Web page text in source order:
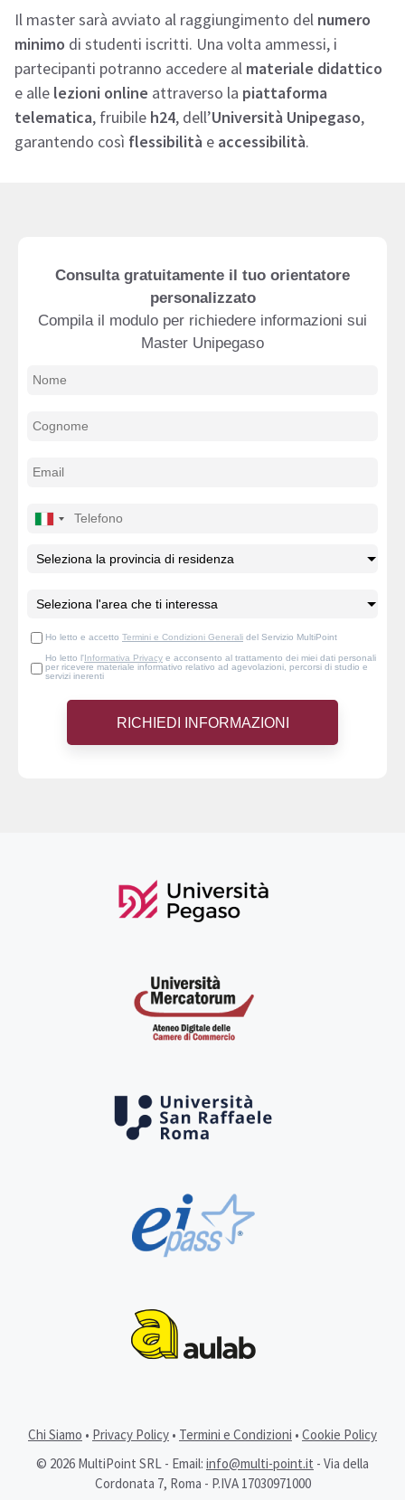
Il master sarà avviato al raggiungimento del numero
minimo di studenti iscritti. Una volta ammessi, i
partecipanti potranno accedere al materiale didattico
e alle lezioni online attraverso la piattaforma
telematica, fruibile h24, dell’Università Unipegaso,
garantendo così flessibilità e accessibilità.
Consulta gratuitamente il tuo orientatore
personalizzato
Compila il modulo per richiedere informazioni sui
Master Unipegaso
Ho letto e accetto Termini e Condizioni Generali del Servizio MultiPoint
Ho letto l'Informativa Privacy e acconsento al trattamento dei miei dati personali
per ricevere materiale informativo relativo ad agevolazioni, percorsi di studio e
servizi inerenti
Chi Siamo • Privacy Policy • Termini e Condizioni • Cookie Policy
© 2026 MultiPoint SRL - Email: info@multi-point.it - Via della
Cordonata 7, Roma - P.IVA 17030971000